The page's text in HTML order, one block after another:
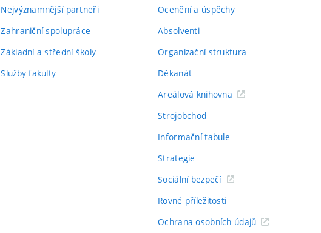
Nejvýznamnější partneři
Zahraniční spolupráce
Základní a střední školy
Služby fakulty
Ocenění a úspěchy
Absolventi
Organizační struktura
Děkanát
Areálová knihovna
Strojobchod
Informační tabule
Strategie
Sociální bezpečí
Rovné příležitosti
Ochrana osobních údajů